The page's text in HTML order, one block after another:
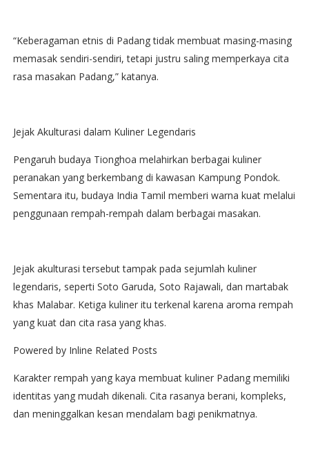
“Keberagaman etnis di Padang tidak membuat masing-masing
memasak sendiri-sendiri, tetapi justru saling memperkaya cita
rasa masakan Padang,” katanya.
Jejak Akulturasi dalam Kuliner Legendaris
Pengaruh budaya Tionghoa melahirkan berbagai kuliner
peranakan yang berkembang di kawasan Kampung Pondok.
Sementara itu, budaya India Tamil memberi warna kuat melalui
penggunaan rempah-rempah dalam berbagai masakan.
Jejak akulturasi tersebut tampak pada sejumlah kuliner
legendaris, seperti Soto Garuda, Soto Rajawali, dan martabak
khas Malabar. Ketiga kuliner itu terkenal karena aroma rempah
yang kuat dan cita rasa yang khas.
Powered by Inline Related Posts
Karakter rempah yang kaya membuat kuliner Padang memiliki
identitas yang mudah dikenali. Cita rasanya berani, kompleks,
dan meninggalkan kesan mendalam bagi penikmatnya.